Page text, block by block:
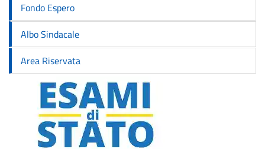
Fondo Espero
Albo Sindacale
Area Riservata